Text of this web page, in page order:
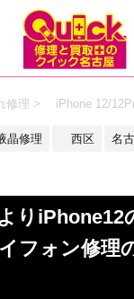
修理 > iPhone 12/
晶修理 西区 名
りiPhone12
フォン修理